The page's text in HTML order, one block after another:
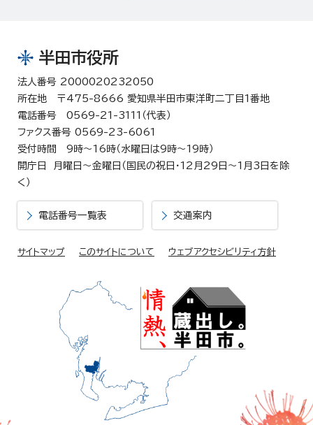
半田市役所
法人番号 2000020232050
所在地 〒475-8666 愛知県半田市東洋町二丁目1番地
電話番号 0569-21-3111（代表）
ファクス番号 0569-23-6061
受付時間 9時～16時（水曜日は9時～19時）
開庁日 月曜日～金曜日（国民の祝日・12月29日～1月3日を除
く）
電話番号一覧表 交通案内
サイトマップ このサイトについて ウェブアクセシビリティ方針